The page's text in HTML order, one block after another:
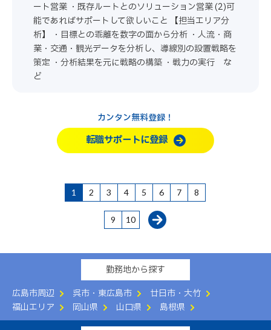
ート営業 ・既存ルートとのソリューション営業 (2)可
能であればサポートして欲しいこと 【担当エリア分
析】 ・目標との乖離を数字の面から分析 ・人流・商
業・交通・観光データを分析し、導線別の設置戦略を
策定 ・分析結果を元に戦略の構築 ・戦力の実行 な
ど
カンタン無料登録！
転職サポートに登録
1 2 3 4 5 6 7 8
9 10
勤務地から探す
広島市周辺
呉市・東広島市
廿日市・大竹
福山エリア
岡山県 山口県 島根県